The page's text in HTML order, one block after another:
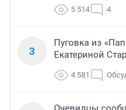
5 514 4
3
Пуговка из
Екатериной
4 581